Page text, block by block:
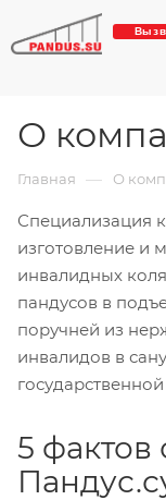
О
Главная — О
Специализация
изготовление и
инвалидных
пандусов в
поручней из
инвалидов в
5